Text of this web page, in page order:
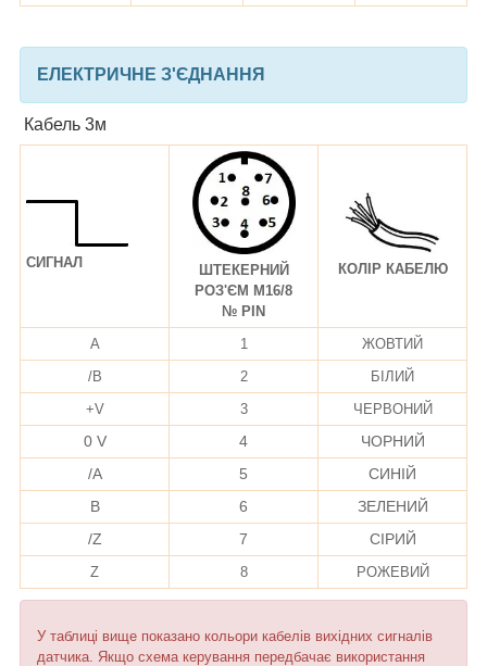
ЕЛЕКТРИЧНЕ З'ЄДНАННЯ
Кабель 3м
СИГНАЛ
ШТЕКЕРНИЙ
РОЗ'ЄМ M16/8
№ PIN
КОЛІР КАБЕЛЮ
A 1
ЖОВТИЙ
/B
2
БІЛИЙ
+V
3 ЧЕРВОНИЙ
0 V 4
ЧОРНИЙ
/A
5
СИНІЙ
B
6
ЗЕЛЕНИЙ
/Z
7 СІРИЙ
Z 8 РОЖЕВИЙ
У таблиці вище показано кольори кабелів вихідних сигналів
датчика. Якщо схема керування передбачає використання